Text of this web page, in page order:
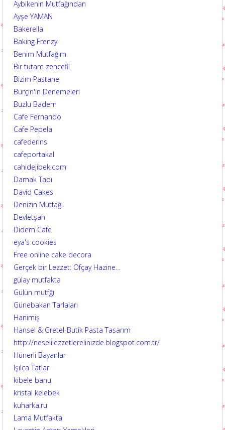
Aybikenin Mutfağından
Ayşe YAMAN
Bakerella
Baking Frenzy
Benim Mutfağım
Bir tutam zencefil
Bizim Pastane
Burçin'in Denemeleri
Buzlu Badem
Cafe Fernando
Cafe Pepela
cafederins
cafeportakal
cahidejibek.com
Damak Tadı
David Cakes
Denizin Mutfağı
Devletşah
Didem Cafe
eya's cookies
Free online cake decora
Gerçek bir Lezzet: Ofçay Hazine…
gülay mutfakta
Gülün mutfğı
Günebakan Tarlaları
Hanimiş
Hansel & Gretel-Butik Pasta Tasarım
http://neselilezzetlerelinizde.blogspot.com.tr/
Hünerli Bayanlar
Işılca Tatlar
kibele banu
kristal kelebek
kuharka.ru
Lama Mutfakta